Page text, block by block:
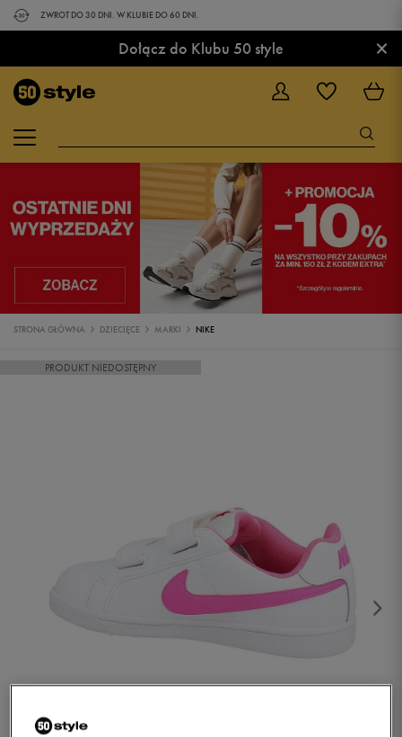
ZWROT DO 30 DNI. W KLUBIE DO 60 DNI.
Dołącz do Klubu 50 style ×
STRONA GŁÓWNA DZIECIĘCE MARKI NIKE
PRODUKT NIEDOSTĘPNY